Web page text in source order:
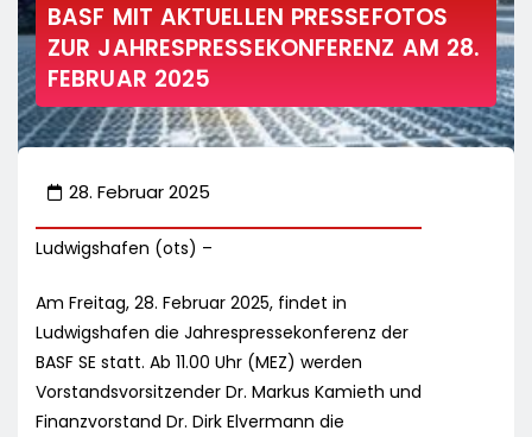
BASF MIT AKTUELLEN PRESSEFOTOS
ZUR JAHRESPRESSEKONFERENZ AM 28.
FEBRUAR 2025
28. Februar 2025
Ludwigshafen (ots) –
Am Freitag, 28. Februar 2025, findet in
Ludwigshafen die Jahrespressekonferenz der
BASF SE statt. Ab 11.00 Uhr (MEZ) werden
Vorstandsvorsitzender Dr. Markus Kamieth und
Finanzvorstand Dr. Dirk Elvermann die